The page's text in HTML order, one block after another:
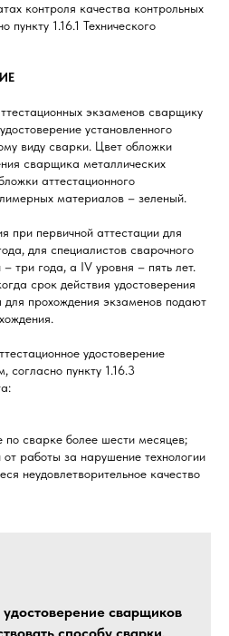
контроля качества контрольных
пункту 1.16.1 Технического
экзаменов сварщику
установленного
виду сварки. Цвет обложки
сварщика металлических
аттестационного
материалов – зеленый.
при первичной аттестации для
для специалистов сварочного
три года, а IV уровня – пять лет.
срок действия удостоверения
для прохождения экзаменов подают
удостоверение
согласно пункту 1.16.3
сварке более шести месяцев;
работы за нарушение технологии
неудовлетворительное качество
сварщиков